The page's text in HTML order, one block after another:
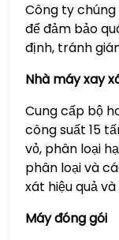
Công ty
để đảm bảo
định, tránh
Nhà máy xay
Cung cấp bộ
công suất 15
vỏ, phân loại
phân loại và
xát hiệu quả
Máy đóng gói